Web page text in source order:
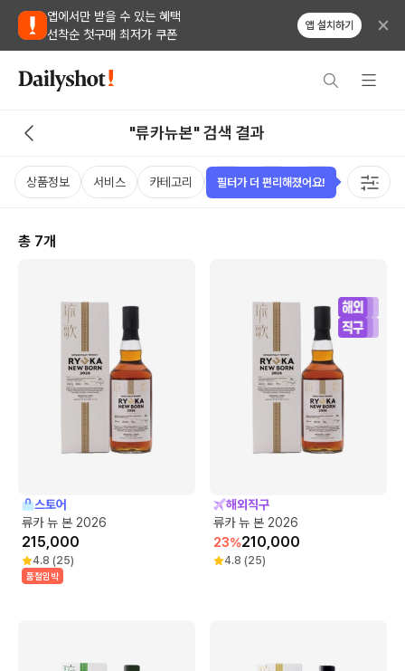
앱에서만 받을 수 있는 혜택
선착순 첫구매 최저가 쿠폰
앱 설치하기
"류카뉴본" 검색 결과
상품정보 서비스 카테고리 가격 국가 용량 태그
총 7개
스토어
류카 뉴 본 2026
215,000
4.8 (25)
품절임박
해외직구
류카 뉴 본 2026
23%210,000
4.8 (25)
필터가 더 편리해졌어요!